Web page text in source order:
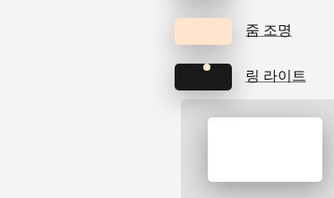
줌 조명
링 라이트